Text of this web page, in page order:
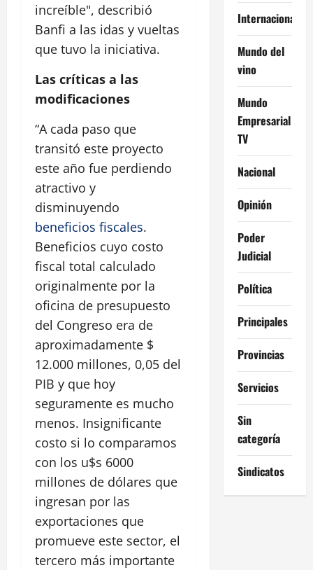
increíble", describió
Banfi a las idas y vueltas
que tuvo la iniciativa.
Las críticas a las
modificaciones
“A cada paso que
transitó este proyecto
este año fue perdiendo
atractivo y
disminuyendo
beneficios fiscales.
Beneficios cuyo costo
fiscal total calculado
originalmente por la
oficina de presupuesto
del Congreso era de
aproximadamente $
12.000 millones, 0,05 del
PIB y que hoy
seguramente es mucho
menos. Insignificante
costo si lo comparamos
con los u$s 6000
millones de dólares que
ingresan por las
exportaciones que
promueve este sector, el
tercero más importante
Internacional
Mundo del
vino
Mundo
Empresarial
TV
Nacional
Opinión
Poder
Judicial
Política
Principales
Provincias
Servicios
Sin
categoría
Sindicatos